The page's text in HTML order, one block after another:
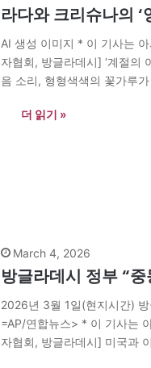
라다와 크리슈나의
AI 생성 이미지 * 이 기사는
자협회, 방글라데시] ‘계절의
음 소리, 형형색색의 꽃가루
더 읽기 »
March 4, 2026
방글라데시 정부 “
2026년 3월 1일(현지시간)
=AP/연합뉴스> * 이 기사는
자협회, 방글라데시] 미국과